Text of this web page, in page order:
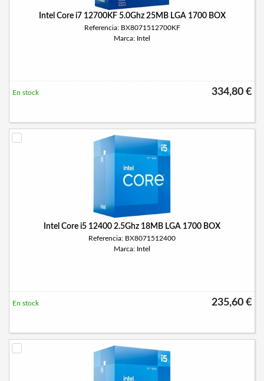
Intel Core i7 12700KF 5.0Ghz 25MB LGA 1700 BOX
Referencia: BX8071512700KF
Marca: Intel
334,80 €
En stock
Intel Core i5 12400 2.5Ghz 18MB LGA 1700 BOX
Referencia: BX8071512400
Marca: Intel
235,60 €
En stock